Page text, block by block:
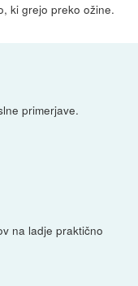
ki grejo preko ožine.
primerjave.
na ladje praktično